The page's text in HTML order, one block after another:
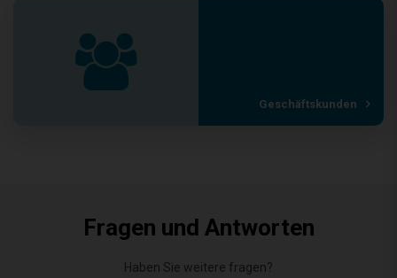
Geschäftskunden
Fragen und Antworten
Haben Sie weitere fragen?